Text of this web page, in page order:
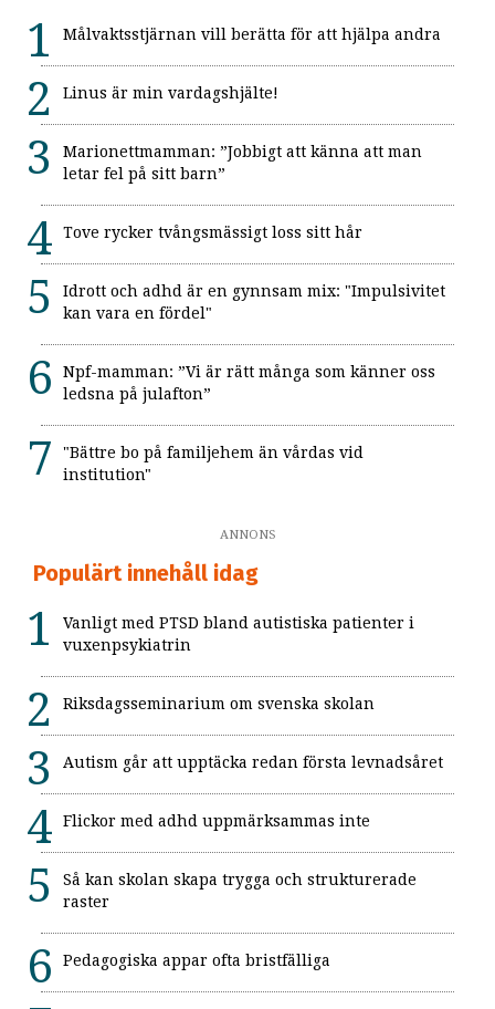
Målvaktsstjärnan vill berätta för att hjälpa andra
Linus är min vardagshjälte!
Marionettmamman: ”Jobbigt att känna att man
letar fel på sitt barn”
Tove rycker tvångsmässigt loss sitt hår
Idrott och adhd är en gynnsam mix: "Impulsivitet
kan vara en fördel"
Npf-mamman: ”Vi är rätt många som känner oss
ledsna på julafton”
"Bättre bo på familjehem än vårdas vid
institution"
ANNONS
Populärt innehåll idag
Vanligt med PTSD bland autistiska patienter i
vuxenpsykiatrin
Riksdagsseminarium om svenska skolan
Autism går att upptäcka redan första levnadsåret
Flickor med adhd uppmärksammas inte
Så kan skolan skapa trygga och strukturerade
raster
Pedagogiska appar ofta bristfälliga